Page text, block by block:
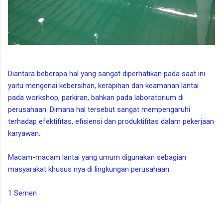
Diantara beberapa hal yang sangat diperhatikan pada saat ini
yaitu mengenai kebersihan, kerapihan dan keamanan lantai
pada workshop, parkiran, bahkan pada laboratorium di
perusahaan. Dimana hal tersebut sangat mempengaruhi
terhadap efektifitas, efisiensi dan produktifitas dalam pekerjaan
karyawan.
Macam-macam lantai yang umum digunakan sebagian
masyarakat khusus nya di lingkungan perusahaan :
1 Semen